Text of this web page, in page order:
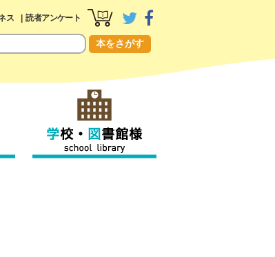
ス 読者アンケート
本をさがす